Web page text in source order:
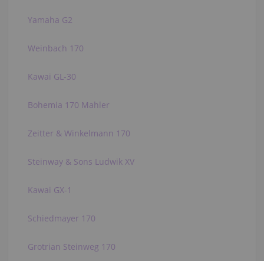
Yamaha G2
Weinbach 170
Kawai GL-30
Bohemia 170 Mahler
Zeitter & Winkelmann 170
Steinway & Sons Ludwik XV
Kawai GX-1
Schiedmayer 170
Grotrian Steinweg 170